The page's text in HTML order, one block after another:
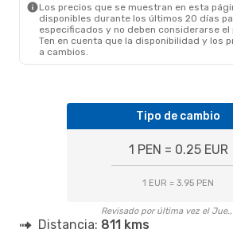
Los precios que se muestran en esta
disponibles durante los últimos 20 días
especificados y no deben considerarse
Ten en cuenta que la disponibilidad y los
a cambios.
Tipo de cambio
1 PEN = 0.25 EUR
1 EUR = 3.95 PEN
Revisado por última vez el
Distancia: 811 kms